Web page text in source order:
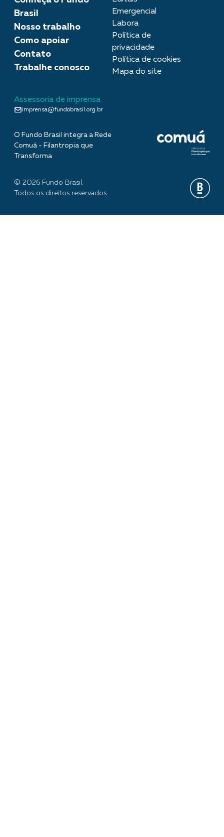
Brasil
Nosso trabalho
Como apoiar
Contato
Trabalhe conosco
Emergencial
Labora
Política de
privacidade
Política de cookies
Mapa do site
Assessoria de imprensa
imprensa@fundobrasil.org.br
O Fundo Brasil integra a Rede
Comuá - Filantropia que
Transforma
© 2026 Fundo Brasil.
Todos os direitos reservados